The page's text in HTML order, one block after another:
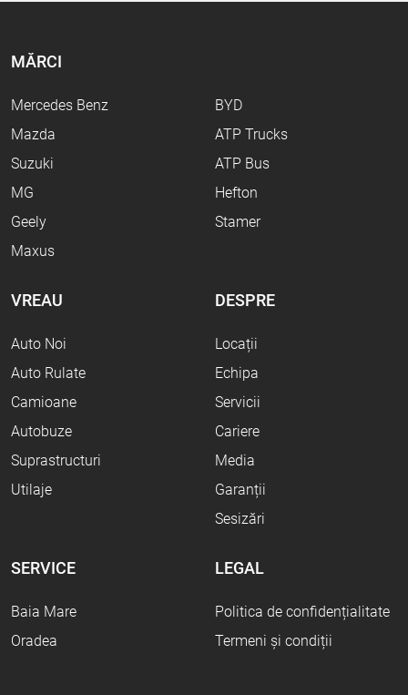
MĂRCI
Mercedes Benz
Mazda
Suzuki
MG
Geely
Maxus
BYD
ATP Trucks
ATP Bus
Hefton
Stamer
VREAU
Auto Noi
Auto Rulate
Camioane
Autobuze
Suprastructuri
Utilaje
DESPRE
Locații
Echipa
Servicii
Cariere
Media
Garanții
Sesizări
SERVICE
Baia Mare
Oradea
LEGAL
Politica de confidențialitate
Termeni și condiții